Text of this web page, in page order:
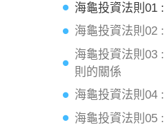
海龜投資法則01
海龜投資法則02
海龜投資法則03
則的關係
海龜投資法則04
海龜投資法則05